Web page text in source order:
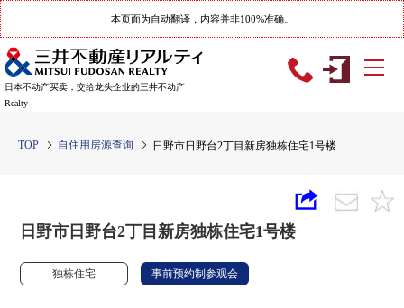
本页面为自动翻译，内容并非100%准确。
日本不动产买卖，交给龙头企业的三井不动产
Realty
TOP 自住用房源查询 日野市日野台2丁目新房独栋住宅1号楼
日野市日野台2丁目新房独栋住宅1号楼
独栋住宅 事前预约制参观会